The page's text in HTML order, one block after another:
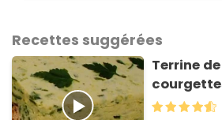
Recettes suggérées
Terrine